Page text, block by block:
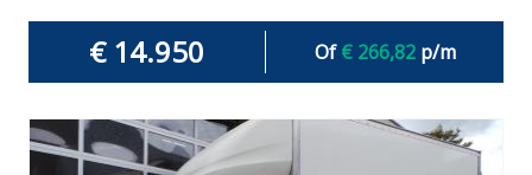
€ 14.950 Of€ 266,82p/m